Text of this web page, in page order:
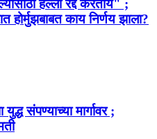
हल्ला रद्द करतोय" ;
होर्मुझबाबत काय निर्णय झाला?
संपण्याच्या मार्गावर ;